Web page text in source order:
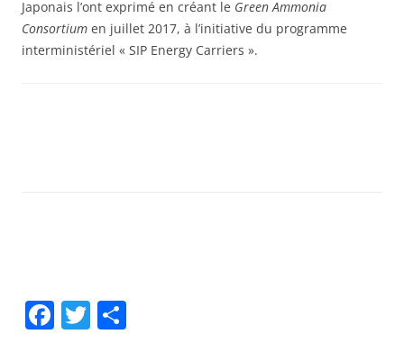
Japonais l’ont exprimé en créant le Green Ammonia
Consortium en juillet 2017, à l’initiative du programme
interministériel « SIP Energy Carriers ».
F T